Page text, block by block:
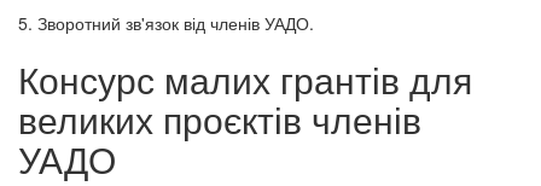
5. Зворотний зв'язок від членів УАДО.
Консурс малих грантів для
великих проєктів членів
УАДО